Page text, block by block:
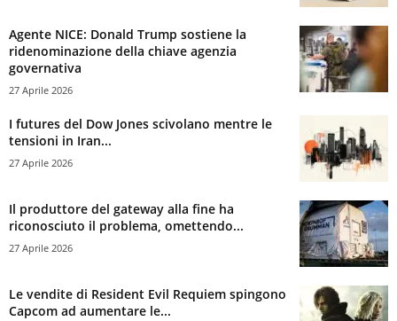
Agente NICE: Donald Trump sostiene la
ridenominazione della chiave agenzia
governativa
27 Aprile 2026
I futures del Dow Jones scivolano mentre le
tensioni in Iran...
27 Aprile 2026
Il produttore del gateway alla fine ha
riconosciuto il problema, omettendo...
27 Aprile 2026
Le vendite di Resident Evil Requiem spingono
Capcom ad aumentare le...